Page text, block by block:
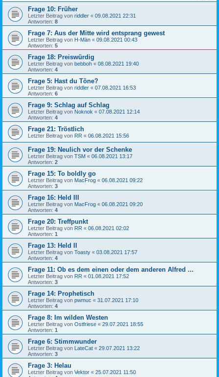
Frage 10: Früher
Letzter Beitrag von riddler « 09.08.2021 22:31
Antworten: 8
Frage 7: Aus der Mitte wird entsprang gewest
Letzter Beitrag von H-Män « 09.08.2021 00:43
Antworten: 5
Frage 18: Preiswürdig
Letzter Beitrag von bebboh « 08.08.2021 19:40
Antworten: 4
Frage 5: Hast du Töne?
Letzter Beitrag von riddler « 07.08.2021 16:53
Antworten: 6
Frage 9: Schlag auf Schlag
Letzter Beitrag von Noknok « 07.08.2021 12:14
Antworten: 4
Frage 21: Tröstlich
Letzter Beitrag von RR « 06.08.2021 15:56
Frage 19: Neulich vor der Schenke
Letzter Beitrag von TSM « 06.08.2021 13:17
Antworten: 2
Frage 15: To boldly go
Letzter Beitrag von MacFrog « 06.08.2021 09:22
Antworten: 3
Frage 16: Held III
Letzter Beitrag von MacFrog « 06.08.2021 09:20
Antworten: 4
Frage 20: Treffpunkt
Letzter Beitrag von RR « 06.08.2021 02:02
Antworten: 1
Frage 13: Held II
Letzter Beitrag von Toasty « 03.08.2021 17:57
Antworten: 4
Frage 11: Ob es dem einen oder dem anderen Alfred ...
Letzter Beitrag von RR « 01.08.2021 17:52
Antworten: 3
Frage 14: Prophetisch
Letzter Beitrag von pwmuc « 31.07.2021 17:10
Antworten: 4
Frage 8: Im wilden Westen
Letzter Beitrag von Ostfriese « 29.07.2021 18:55
Antworten: 1
Frage 6: Stimmwunder
Letzter Beitrag von LateCat « 29.07.2021 13:22
Antworten: 3
Frage 3: Helau
Letzter Beitrag von Vektor « 25.07.2021 11:50